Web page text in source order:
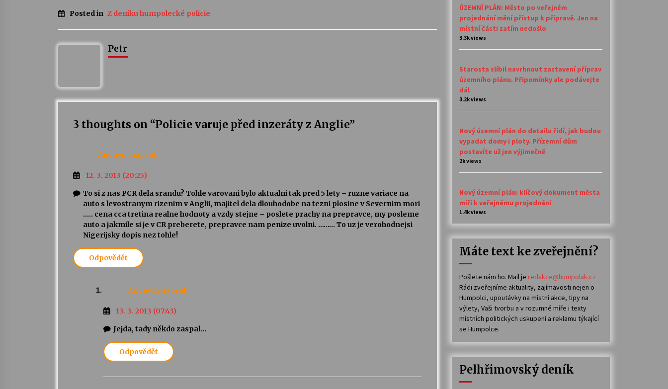
Posted in Z deníku humpolecké policie
Petr
3 thoughts on “Policie varuje před inzeráty z Anglie”
Anonym napsal:
12. 3. 2013 (20:25)
To si z nas PCR dela srandu? Tohle varovani bylo aktualni tak pred 5 lety – ruzne variace na
auto s levostranym rizenim v Anglii, majitel dela dlouhodobe na tezni plosine v Severnim mori
….. cena cca tretina realne hodnoty a vzdy stejne – poslete prachy na prepravce, my posleme
auto a jakmile si je v CR preberete, prepravce nam penize uvolni. ……… To uz je verohodnejsi
Nigerijsky dopis nez tohle!
Odpovědět
Anonym napsal:
13. 3. 2013 (07:43)
Jejda, tady někdo zaspal…
Odpovědět
ÚZEMNÍ PLÁN: Město po veřejném
projednání mění přístup k přípravě. Jen na
místní části zatím nedošlo
3.3k views
Starosta slíbil navrhnout zastavení příprav
územního plánu. Připomínky ale podávejte
dál
3.2k views
Nový územní plán do detailu řídí, jak budou
vypadat domy i ploty. Přízemní dům
postavíte už jen výjimečně
2k views
Nový územní plán: klíčový dokument města
míří k veřejnému projednání
1.4k views
Máte text ke zveřejnění?
Pošlete nám ho. Mail je redakce@humpolak.cz
Rádi zveřejníme aktuality, zajímavosti nejen o
Humpolci, upoutávky na místní akce, tipy na
výlety, Vaši tvorbu a v rozumné míře i texty
místních politických uskupení a reklamu týkající
se Humpolce.
Pelhřimovský deník